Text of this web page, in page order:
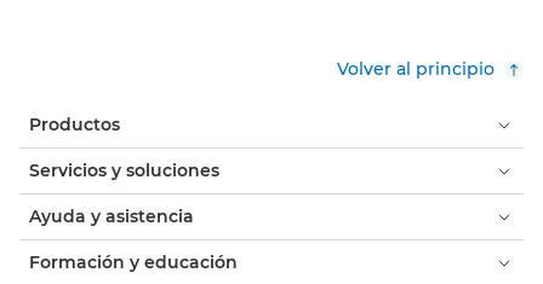
Volver al principio
Productos
Servicios y soluciones
Ayuda y asistencia
Formación y educación